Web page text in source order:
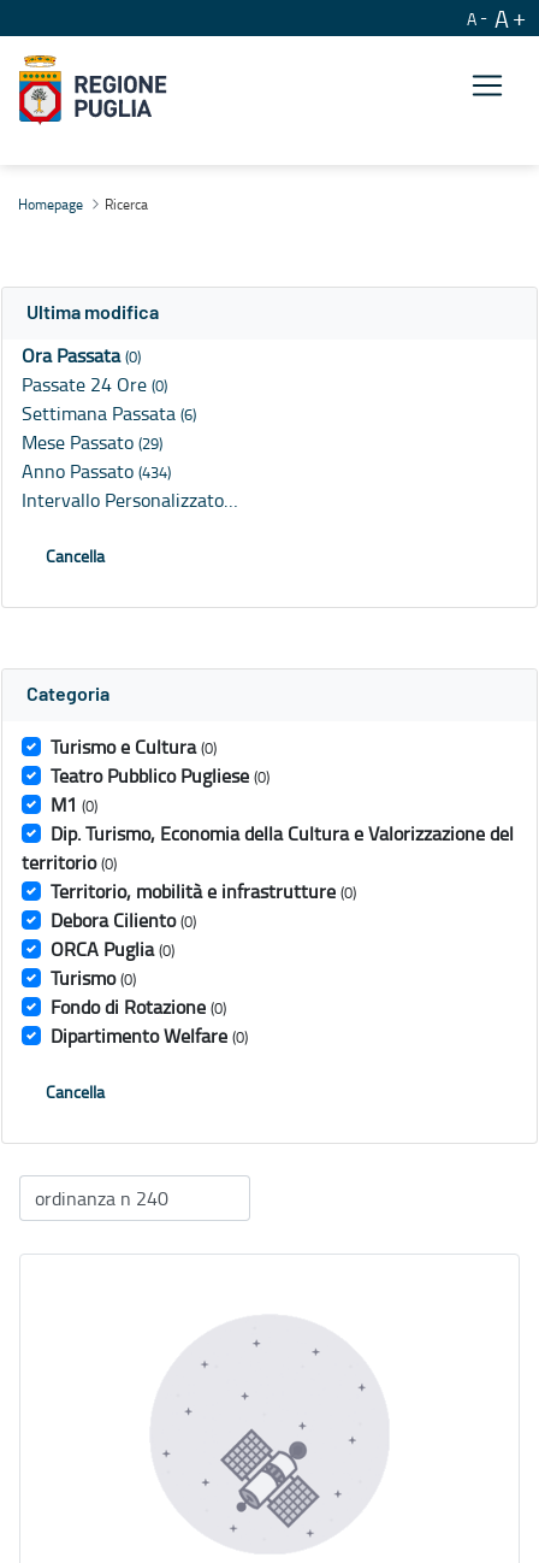
A A
Homepage Ricerca
Ultima modifica
Ora Passata(0)
Passate 24 Ore (0)
Settimana Passata (6)
Mese Passato (29)
Anno Passato (434)
Intervallo Personalizzato…
Cancella
Categoria
Turismo e Cultura (0)
Teatro Pubblico Pugliese (0)
M1 (0)
Dip. Turismo, Economia della Cultura e Valorizzazione del
territorio (0)
Territorio, mobilità e infrastrutture (0)
Debora Ciliento (0)
ORCA Puglia (0)
Turismo (0)
Fondo di Rotazione (0)
Dipartimento Welfare (0)
Cancella